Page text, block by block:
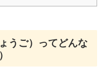
うご）ってどんな